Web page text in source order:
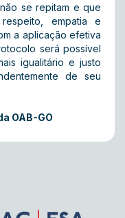
se repitam e que
empatia e
a aplicação efetiva
será possível
igualitário e justo
de seu
OAB-GO